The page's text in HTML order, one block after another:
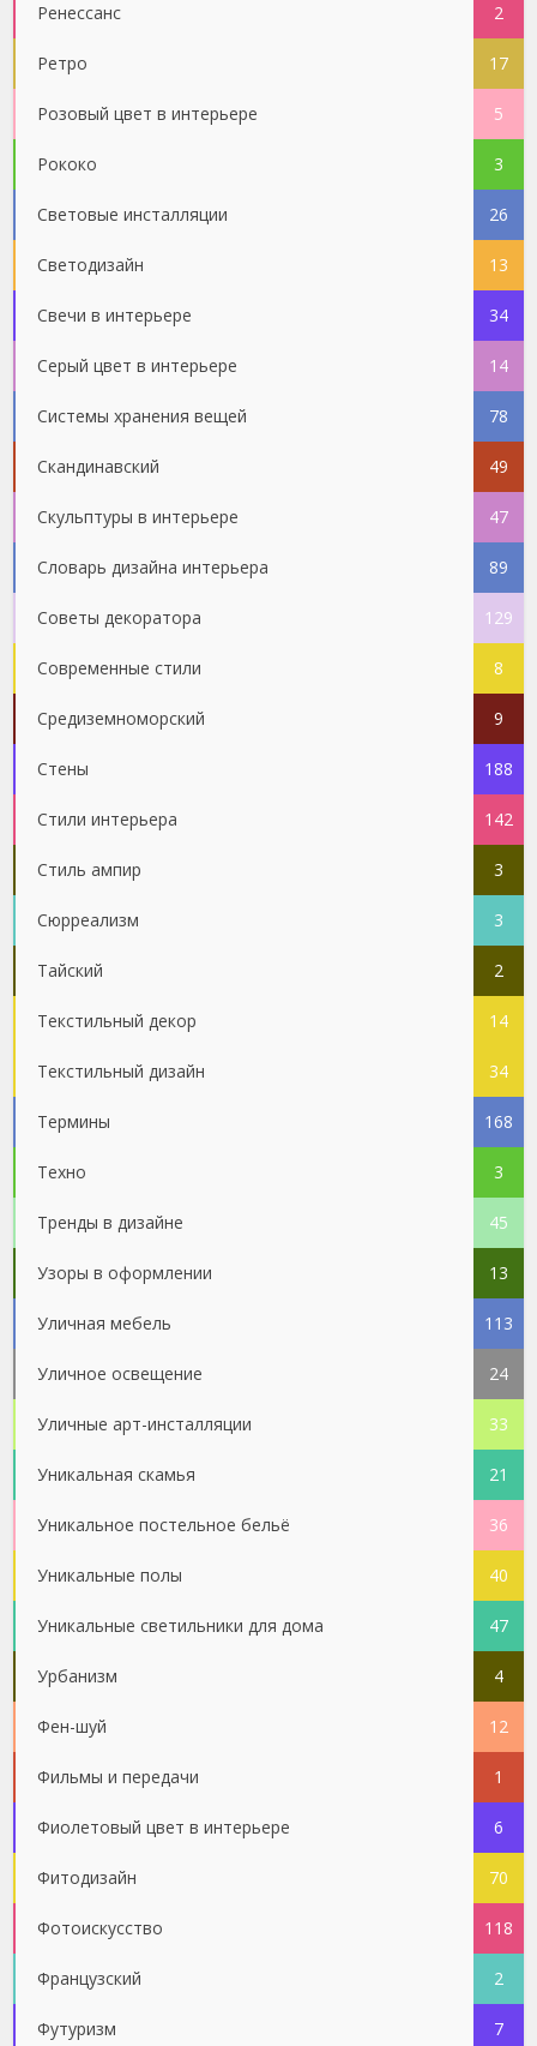
Ренессанс 2
Ретро 17
Розовый цвет в интерьере 5
Рококо 3
Световые инсталляции 26
Светодизайн 13
Свечи в интерьере 34
Серый цвет в интерьере 14
Системы хранения вещей 78
Скандинавский 49
Скульптуры в интерьере 47
Словарь дизайна интерьера 89
Советы декоратора 129
Современные стили 8
Средиземноморский 9
Стены 188
Стили интерьера 142
Стиль ампир 3
Сюрреализм 3
Тайский 2
Текстильный декор 14
Текстильный дизайн 34
Термины 168
Техно 3
Тренды в дизайне 45
Узоры в оформлении 13
Уличная мебель 113
Уличное освещение 24
Уличные арт-инсталляции 33
Уникальная скамья 21
Уникальное постельное бельё 36
Уникальные полы 40
Уникальные светильники для дома 47
Урбанизм 4
Фен-шуй 12
Фильмы и передачи 1
Фиолетовый цвет в интерьере 6
Фитодизайн 70
Фотоискусство 118
Французский 2
Футуризм 7